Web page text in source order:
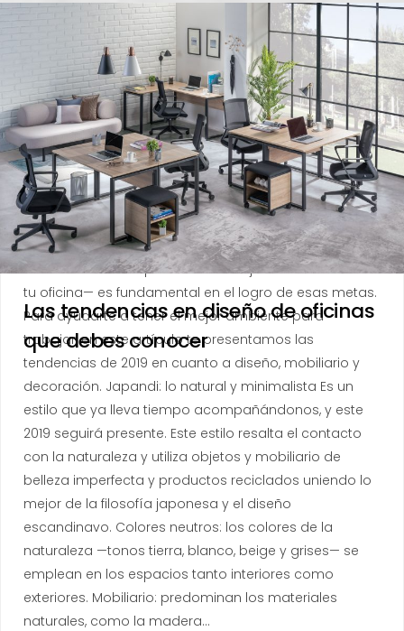
Las tendencias en diseño de oficinas
que debes conocer
TENDENCIAS ENERO 15, 2019
Cada vez que comienza un nuevo año muchas
personas se trazan objetivos laborales, como ser más
productivos. Y, aunque no siempre se toma en cuenta,
el diseño de los espacios de trabajo —en tu casa o en
tu oficina— es fundamental en el logro de esas metas.
Para ayudarte a tener el mejor ambiente para
trabajar, en este artículo te presentamos las
tendencias de 2019 en cuanto a diseño, mobiliario y
decoración. Japandi: lo natural y minimalista Es un
estilo que ya lleva tiempo acompañándonos, y este
2019 seguirá presente. Este estilo resalta el contacto
con la naturaleza y utiliza objetos y mobiliario de
belleza imperfecta y productos reciclados uniendo lo
mejor de la filosofía japonesa y el diseño
escandinavo. Colores neutros: los colores de la
naturaleza —tonos tierra, blanco, beige y grises— se
emplean en los espacios tanto interiores como
exteriores. Mobiliario: predominan los materiales
naturales, como la madera…